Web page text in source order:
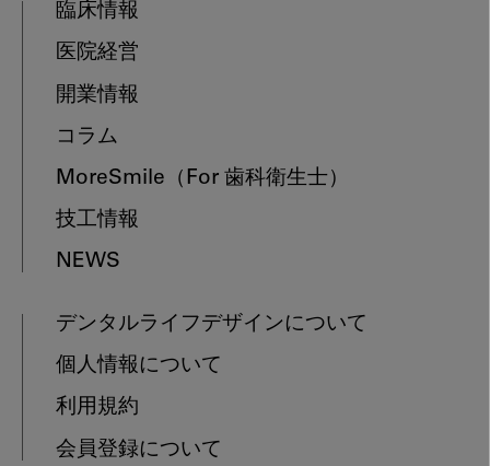
臨床情報
医院経営
開業情報
コラム
MoreSmile （For 歯科衛生士）
技工情報
NEWS
デンタルライフデザインについて
個人情報について
利用規約
会員登録について